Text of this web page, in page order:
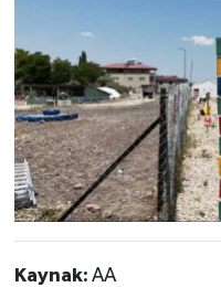
Kaynak: AA